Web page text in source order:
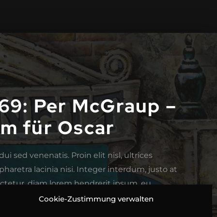
Cookie-Zustimmung verwalten
Per McGraup –
für Oscar
sed venenatis. Proin elit nisl, ultrices
lacinia nisi. Integer interdum, justo at
diam lorem hendrerit ipsum, eu
quam. Donec a lacus id dolor